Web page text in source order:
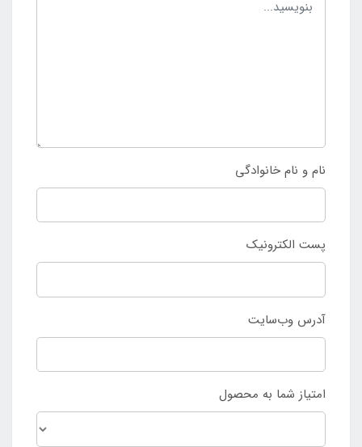
نام و نام خانوادگی
پست الکترونیک
آدرس وب‌سایت
امتیاز شما به محصول